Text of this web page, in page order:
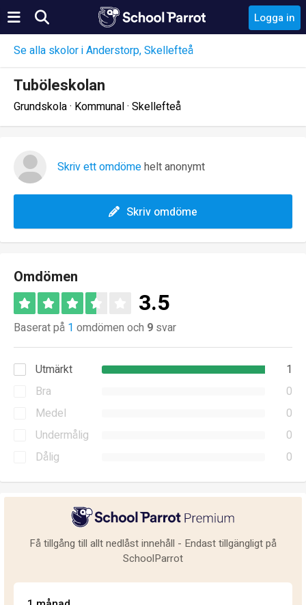
Logga in
Se alla skolor i Anderstorp, Skellefteå
Tuböleskolan
Grundskola · Kommunal · Skellefteå
Skriv ett omdömehelt anonymt
Skriv omdöme
Omdömen
3.5
Baserat på 1 omdömen och 9 svar
Utmärkt
1
Bra
0
Medel
0
Undermålig
0
Dålig
0
Få tillgång till allt nedlåst innehåll - Endast tillgängligt på
SchoolParrot